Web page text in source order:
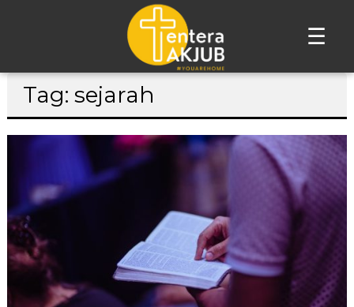
☰
Lompat
Tag: sejarah